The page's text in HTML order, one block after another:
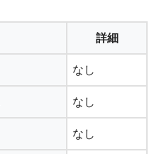
詳細
なし
なし
なし